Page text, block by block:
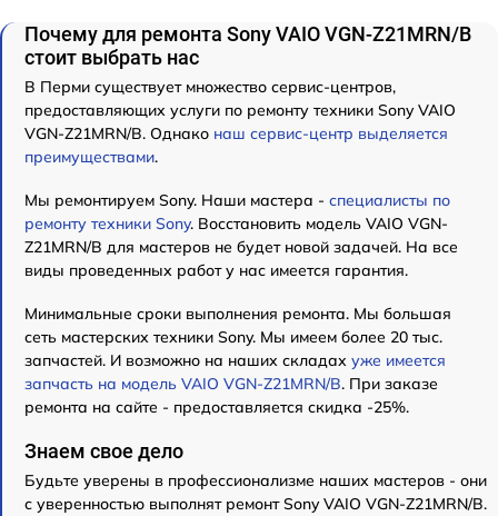
Почему для ремонта Sony VAIO VGN-Z21MRN/B
стоит выбрать нас
В Перми существует множество сервис-центров,
предоставляющих услуги по ремонту техники Sony VAIO
VGN-Z21MRN/B. Однако наш сервис-центр выделяется
преимуществами.
Мы ремонтируем Sony. Наши мастера - специалисты по
ремонту техники Sony. Восстановить модель VAIO VGN-
Z21MRN/B для мастеров не будет новой задачей. На все
виды проведенных работ у нас имеется гарантия.
Минимальные сроки выполнения ремонта. Мы большая
сеть мастерских техники Sony. Мы имеем более 20 тыс.
запчастей. И возможно на наших складах уже имеется
запчасть на модель VAIO VGN-Z21MRN/B. При заказе
ремонта на сайте - предоставляется скидка -25%.
Знаем свое дело
Будьте уверены в профессионализме наших мастеров - они
с уверенностью выполнят ремонт Sony VAIO VGN-Z21MRN/B.